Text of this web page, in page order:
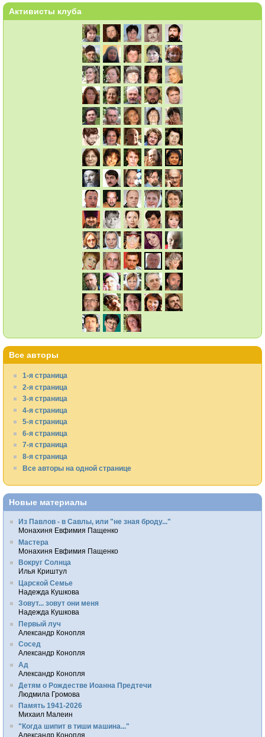
Активисты клуба
Все авторы
1-я страница
2-я страница
3-я страница
4-я страница
5-я страница
6-я страница
7-я страница
8-я страница
Все авторы на одной странице
Новые материалы
Из Павлов - в Савлы, или "не зная броду..."
Монахиня Евфимия Пащенко
Мастера
Монахиня Евфимия Пащенко
Вокруг Солнца
Илья Криштул
Царской Семье
Надежда Кушкова
Зовут... зовут они меня
Надежда Кушкова
Первый луч
Александр Конопля
Сосед
Александр Конопля
Ад
Александр Конопля
Детям о Рождестве Иоанна Предтечи
Людмила Громова
Память 1941-2026
Михаил Малеин
"Когда шипит в тиши машина..."
Александр Конопля